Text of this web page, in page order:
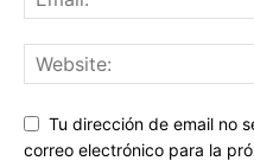
Tu dirección de email no
correo electrónico para la